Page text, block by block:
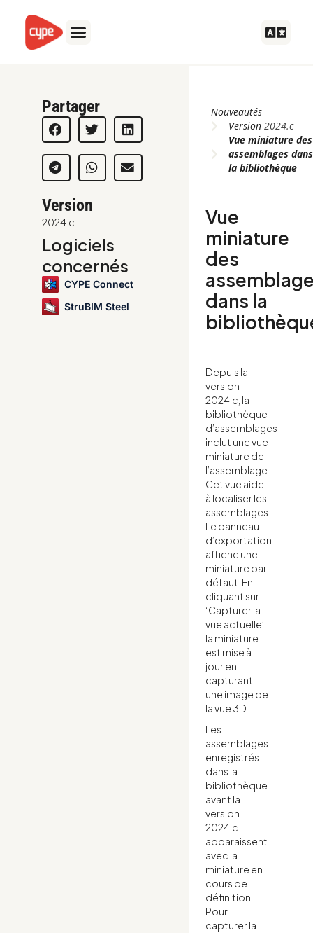
contenu
Partager
Version
2024.c
Logiciels
concernés
CYPE Connect
StruBIM Steel
Nouveautés
Version2024.c
Vue miniature des
assemblages dans
la bibliothèque
Vue
miniature
des
dans la
Depuis la
version
2024.c, la
bibliothèque
d’assemblages
inclut une vue
miniature de
l’assemblage.
Cet vue aide
à localiser les
assemblages.
Le panneau
d’exportation
affiche une
miniature par
défaut. En
cliquant sur
‘Capturer la
vue actuelle’
la miniature
est mise à
jour en
capturant
une image de
la vue 3D.
Les
assemblages
enregistrés
dans la
bibliothèque
avant la
version
2024.c
apparaissent
avec la
miniature en
cours de
définition.
Pour
capturer la